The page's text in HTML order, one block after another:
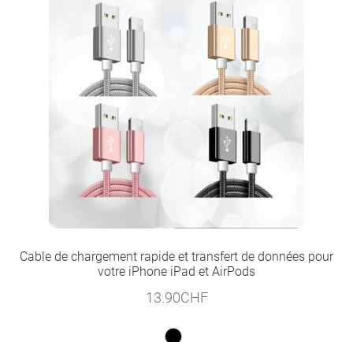
Cable de chargement rapide et transfert de données pour
votre iPhone iPad et AirPods
13.90CHF